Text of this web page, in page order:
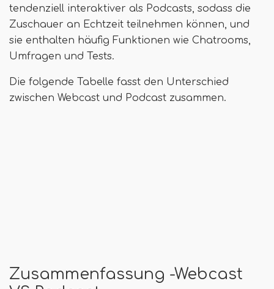
tendenziell interaktiver als Podcasts, sodass die
Zuschauer an Echtzeit teilnehmen können, und
sie enthalten häufig Funktionen wie Chatrooms,
Umfragen und Tests.
Die folgende Tabelle fasst den Unterschied
zwischen Webcast und Podcast zusammen.
Zusammenfassung -Webcast